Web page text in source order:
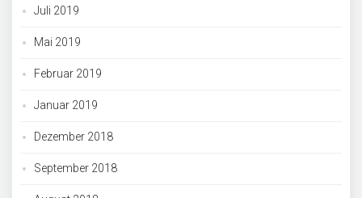
Juli 2019
Mai 2019
Februar 2019
Januar 2019
Dezember 2018
September 2018